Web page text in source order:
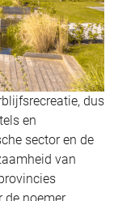
dus
en
sector en de
van